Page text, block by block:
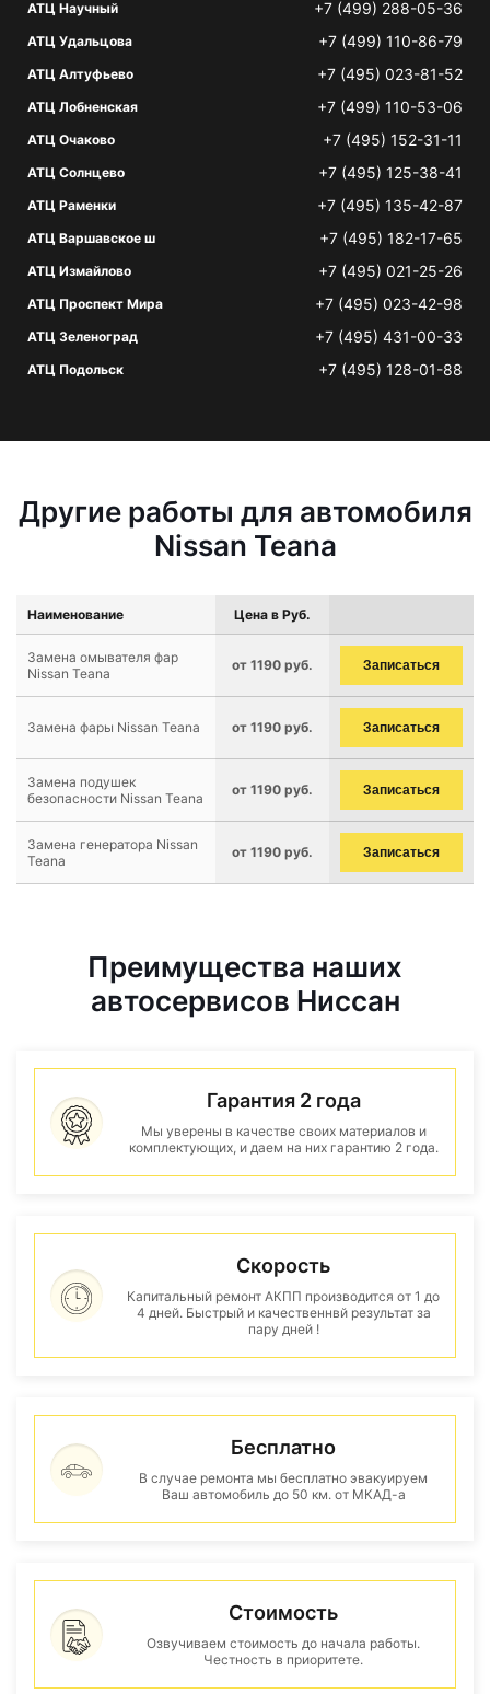
АТЦ Научный +7 (499) 288-05-36
АТЦ Удальцова +7 (499) 110-86-79
АТЦ Алтуфьево +7 (495) 023-81-52
АТЦ Лобненская +7 (499) 110-53-06
АТЦ Очаково +7 (495) 152-31-11
АТЦ Солнцево +7 (495) 125-38-41
АТЦ Раменки +7 (495) 135-42-87
АТЦ Варшавское ш +7 (495) 182-17-65
АТЦ Измайлово +7 (495) 021-25-26
АТЦ Проспект Мира +7 (495) 023-42-98
АТЦ Зеленоград +7 (495) 431-00-33
АТЦ Подольск +7 (495) 128-01-88
Другие работы для автомобиля
Nissan Teana
Наименование Цена в Руб.
Замена омывателя фар
Nissan Teana
от 1190 руб. Записаться
Замена фары Nissan Teana от 1190 руб. Записаться
Замена подушек
безопасности Nissan Teana
от 1190 руб. Записаться
Замена генератора Nissan
Teana
от 1190 руб. Записаться
Преимущества наших
автосервисов Ниссан
Гарантия 2 года
Мы уверены в качестве своих материалов и
комплектующих, и даем на них гарантию 2 года.
Скорость
Капитальный ремонт АКПП производится от 1 до
4 дней. Быстрый и качественнвй результат за
пару дней !
Бесплатно
В случае ремонта мы бесплатно эвакуируем
Ваш автомобиль до 50 км. от МКАД-а
Стоимость
Озвучиваем стоимость до начала работы.
Честность в приоритете.